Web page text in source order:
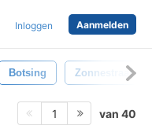
Inloggen Aanmelden
Botsing Zonnestraal
1 van 40